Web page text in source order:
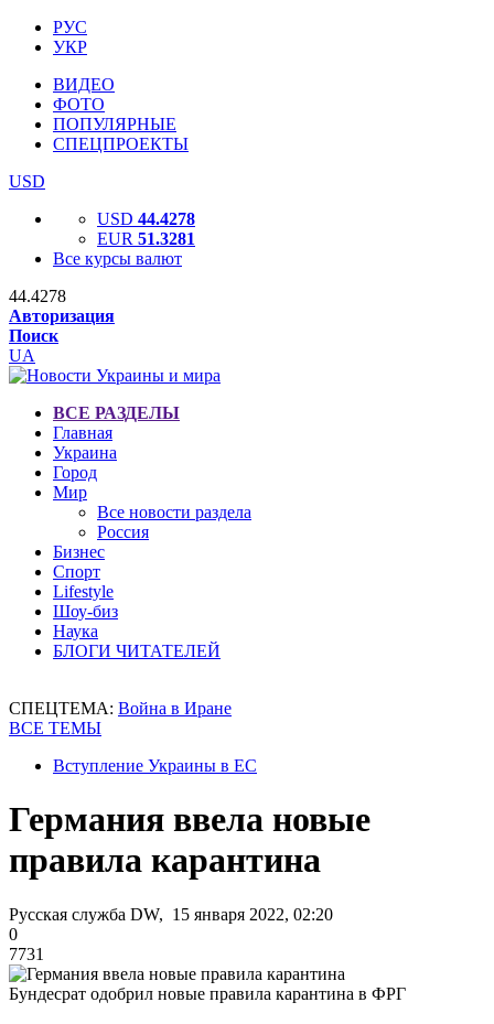
РУС
УКР
ВИДЕО
ФОТО
ПОПУЛЯРНЫЕ
СПЕЦПРОЕКТЫ
USD
USD 44.4278
EUR 51.3281
Все курсы валют
44.4278
Авторизация
Поиск
UA
ВСЕ РАЗДЕЛЫ
Главная
Украина
Город
Мир
Все новости раздела
Россия
Бизнес
Спорт
Lifestyle
Шоу-биз
Наука
БЛОГИ ЧИТАТЕЛЕЙ
СПЕЦТЕМА: Война в Иране
ВСЕ ТЕМЫ
Вступление Украины в ЕС
Германия ввела новые
правила карантина
Русская служба DW, 15 января 2022, 02:20
0
7731
Бундесрат одобрил новые правила карантина в ФРГ